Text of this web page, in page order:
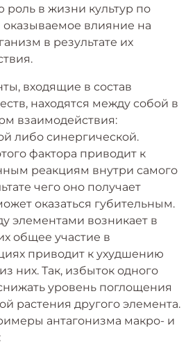
роль в жизни культур по
оказываемое влияние на
в результате их
входящие в состав
находятся между собой в
взаимодействия:
либо синергической.
фактора приводит к
реакциям внутри самого
чего оно получает
оказаться губительным.
элементами возникает в
общее участие в
приводит к ухудшению
них. Так, избыток одного
уровень поглощения
растения другого элемента.
антагонизма макро- и